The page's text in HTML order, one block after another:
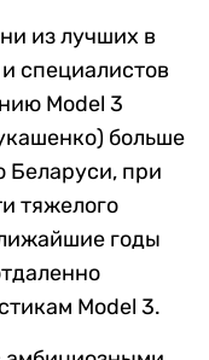
из лучших в
специалистов
Model 3
больше
Беларуси, при
тяжелого
годы
Model 3.